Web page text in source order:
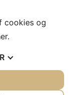
cookies og
.